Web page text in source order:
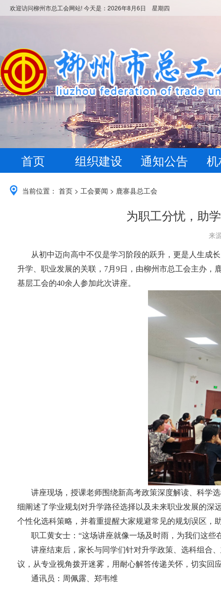
欢迎访问柳州市总工会网站! 今天是： 2026年8月6日 星期四
首页 组织建设 通知公告
当前位置： 首页 > 工会要闻 > 鹿寨县总工会
为职工分忧，助
来
从初中迈向高中不仅是学习阶段的跃升，更是人生成
升学、职业发展的关联，7月9日，由柳州市总工会主办，
基层工会的40余人参加此次讲座。
讲座现场，授课老师围绕新高考政策深度解读、科学
细阐述了学业规划对升学路径选择以及未来职业发展的深
个性化选科策略，并着重提醒大家规避常见的规划误区，
职工黄女士：“这场讲座就像一场及时雨，为我们这
讲座结束后，家长与同学们针对升学政策、选科组合
议，从专业视角拨开迷雾，用耐心解答传递关怀，切实回
通讯员：周佩露、郑韦维